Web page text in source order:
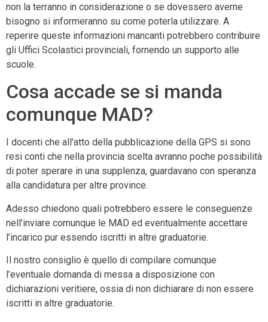
non la terranno in considerazione o se dovessero averne
bisogno si informeranno su come poterla utilizzare. A
reperire queste informazioni mancanti potrebbero contribuire
gli Uffici Scolastici provinciali, fornendo un supporto alle
scuole.
Cosa accade se si manda
comunque MAD?
I docenti che all’atto della pubblicazione della GPS si sono
resi conti che nella provincia scelta avranno poche possibilità
di poter sperare in una supplenza, guardavano con speranza
alla candidatura per altre province.
Adesso chiedono quali potrebbero essere le conseguenze
nell’inviare comunque le MAD ed eventualmente accettare
l’incarico pur essendo iscritti in altre graduatorie.
Il nostro consiglio è quello di compilare comunque
l’eventuale domanda di messa a disposizione con
dichiarazioni veritiere, ossia di non dichiarare di non essere
iscritti in altre graduatorie.